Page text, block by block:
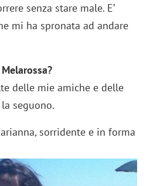
senza stare male. E’
mi ha spronata ad andare
delle mie amiche e delle
seguono.
sorridente e in forma